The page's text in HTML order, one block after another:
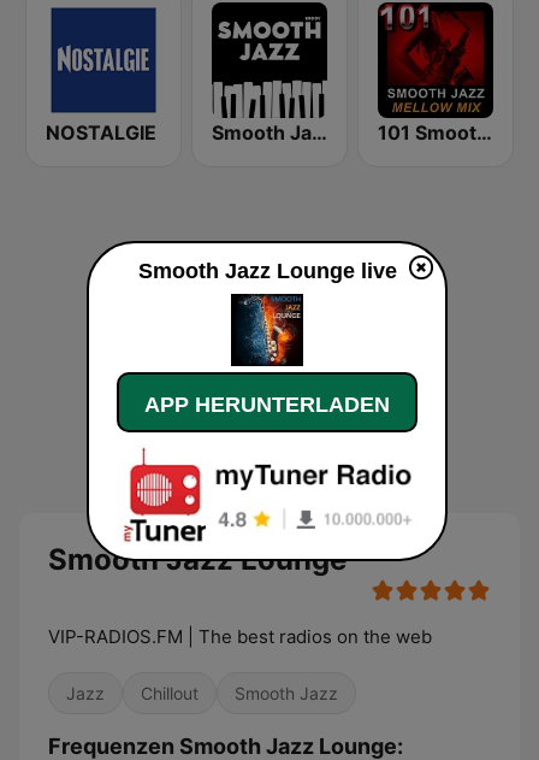
NOSTALGIE Smooth Jazz - Groov 101 Smooth Jazz Mellow Mix
Smooth Jazz Lounge
VIP-RADIOS.FM | The best radios on the web
Jazz Chillout Smooth Jazz
Frequenzen Smooth Jazz Lounge:
Smooth Jazz Lounge live
APP HERUNTERLADEN